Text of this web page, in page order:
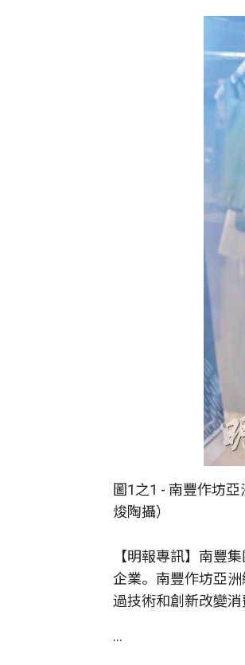
圖1之1 - 南豐作坊亞
焌陶攝）
【明報專訊】南豐
企業。南豐作坊亞
過技術和創新改變
...